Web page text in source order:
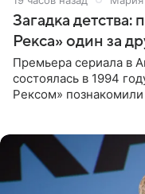
Загадка
Рекса» один за
Премьера сериала в
состоялась в 1994
Рексом»